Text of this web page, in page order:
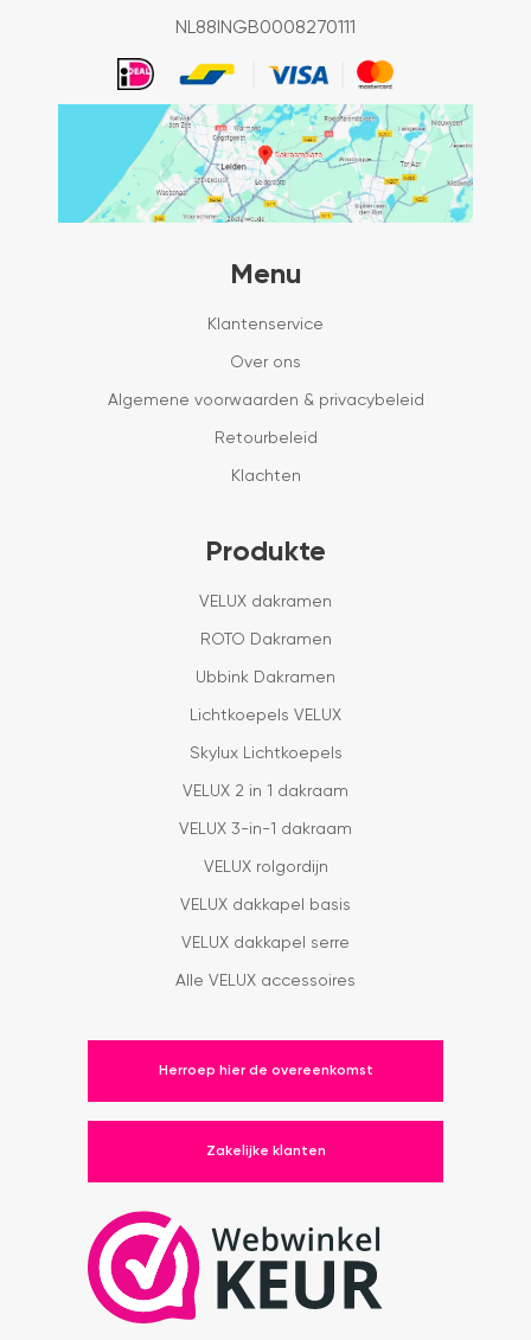
NL88INGB0008270111
Menu
Klantenservice
Over ons
Algemene voorwaarden & privacybeleid
Retourbeleid
Klachten
Produkte
VELUX dakramen
ROTO Dakramen
Ubbink Dakramen
Lichtkoepels VELUX
Skylux Lichtkoepels
VELUX 2 in 1 dakraam
VELUX 3-in-1 dakraam
VELUX rolgordijn
VELUX dakkapel basis
VELUX dakkapel serre
Alle VELUX accessoires
Herroep hier de overeenkomst
Zakelijke klanten